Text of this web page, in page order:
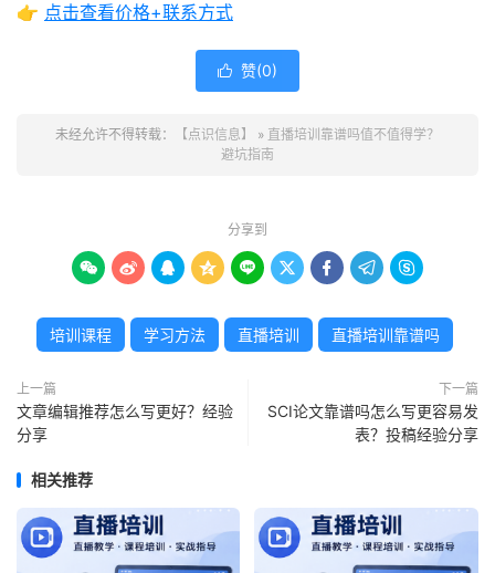
👉 点击查看价格+联系方式
 赞(0)
未经允许不得转载： 【点识信息】 » 直播培训靠谱吗值不值得学？
避坑指南
分享到
        
培训课程 学习方法 直播培训 直播培训靠谱吗
上一篇
文章编辑推荐怎么写更好？经验
分享
下一篇
SCI论文靠谱吗怎么写更容易发
表？投稿经验分享
相关推荐